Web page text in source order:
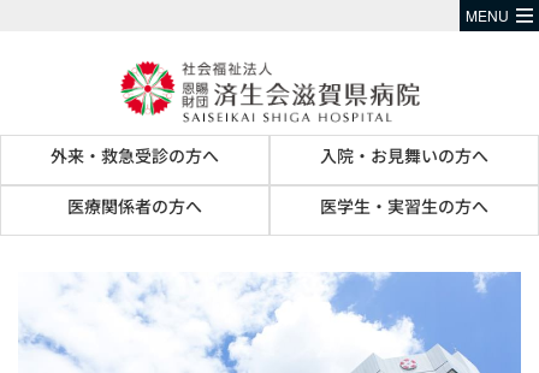
外来・救急受診の方へ 入院・お見舞いの方へ
医療関係者の方へ 医学生・実習生の方へ
MENU